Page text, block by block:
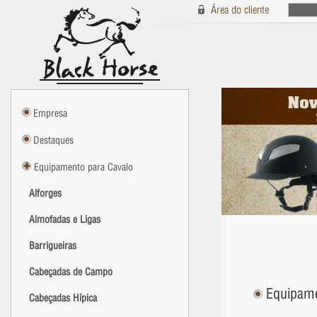
Empresa
Destaques
Equipamento para Cavalo
Alforges
Almofadas e Ligas
Barrigueiras
Cabeçadas de Campo
Cabeçadas Hípica